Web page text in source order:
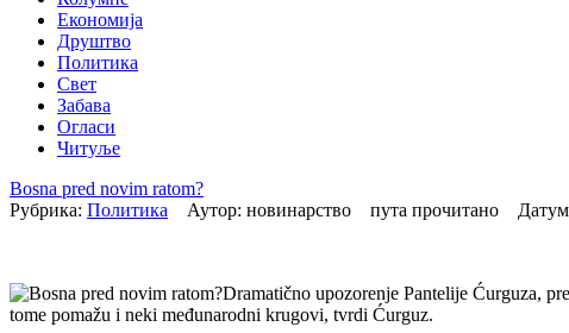
Економија
Друштво
Политика
Свет
Забава
Огласи
Читуље
Bosna pred novim ratom?
Рубрика: Политика Аутор: новинарство пута прочитано
Dramatično upozorenje Pantelije Ćurguza,
tome pomažu i neki međunarodni krugovi, tvrdi Ćurguz.